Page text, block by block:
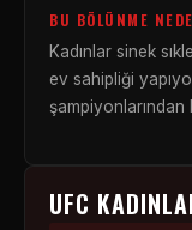
BU BÖLÜNME
Kadınlar sinek
ev sahipliği
şampiyonlarından
UFC